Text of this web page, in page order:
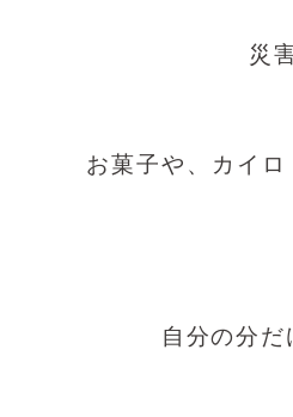
災
お菓子や、カイ
自分の分